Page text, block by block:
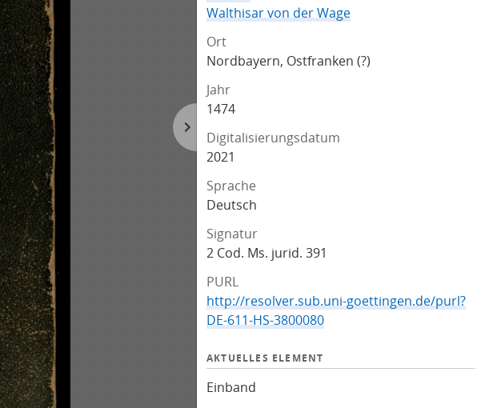
Walthisar von der Wage
Ort
Nordbayern, Ostfranken (?)
Jahr
1474
Digitalisierungsdatum
2021
Sprache
Deutsch
Signatur
2 Cod. Ms. jurid. 391
PURL
http://resolver.sub.uni-goettingen.de/purl?
DE-611-HS-3800080
AKTUELLES ELEMENT
Einband